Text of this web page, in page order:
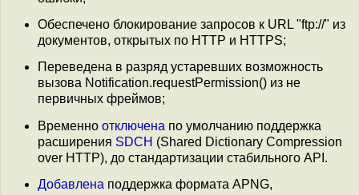
Обеспечено блокирование запросов к URL "ftp://" из
документов, открытых по HTTP и HTTPS;
Переведена в разряд устаревших возможность
вызова Notification.requestPermission() из не
первичных фреймов;
Временно отключена по умолчанию поддержка
расширения SDCH (Shared Dictionary Compression
over HTTP), до стандартизации стабильного API.
Добавлена поддержка формата APNG,